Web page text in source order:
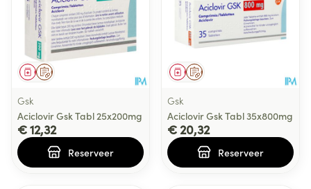
Op voorschrift
Geneesmiddel
Gsk
Aciclovir Gsk Tabl 25x200mg
€ 12,32
Reserveer
Op voorschrift
Geneesmiddel
Gsk
Aciclovir Gsk Tabl 35x800mg
€ 20,32
Reserveer